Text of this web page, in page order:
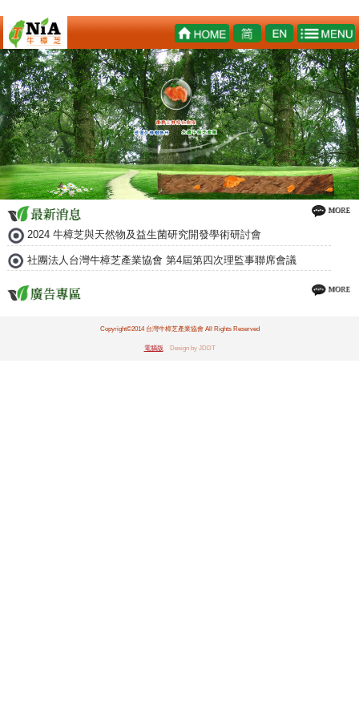
2024 牛樟芝與天然物及益生菌研究開發學術研討會
社團法人台灣牛樟芝產業協會 第4屆第四次理監事聯席會議
Copyright©2014 台灣牛樟芝產業協會 All Rights Reserved
電腦版 Design by JDDT